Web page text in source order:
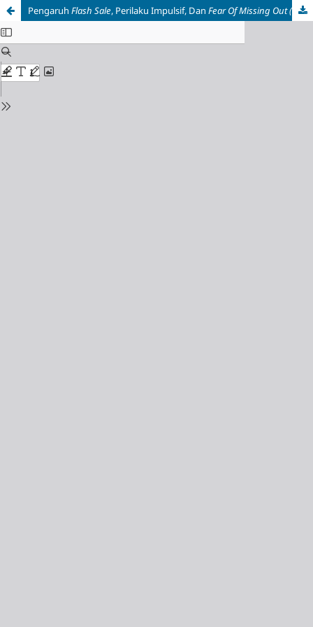
Pengaruh Flash Sale, Perilaku Impulsif, Dan Fear OfMissing Out (Fomo)